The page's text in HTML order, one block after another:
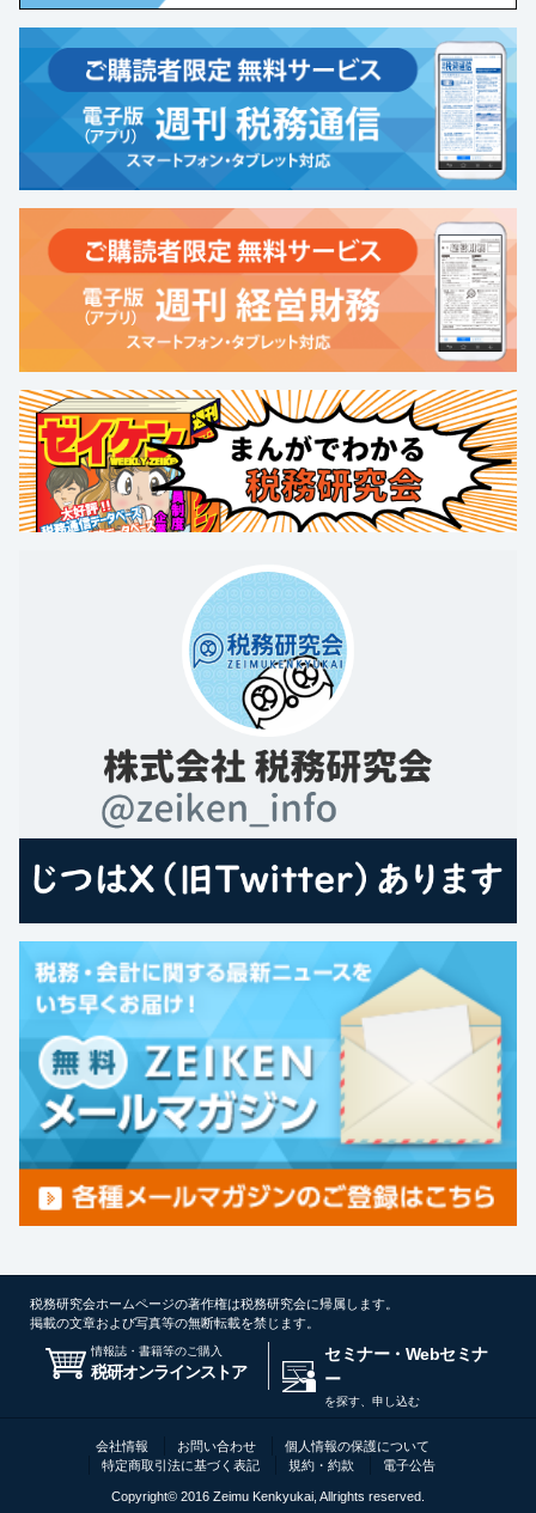
税務研究会ホームページの著作権は税務研究会に帰属します。
掲載の文章および写真等の無断転載を禁じます。
情報誌・書籍等のご購入
税研オンラインストア
セミナー・Webセミナ
ー
を探す、申し込む
会社情報 お問い合わせ
個人情報の保護について
特定商取引法に基づく表記
規約・約款 電子公告
Copyright© 2016 Zeimu Kenkyukai, Allrights reserved.